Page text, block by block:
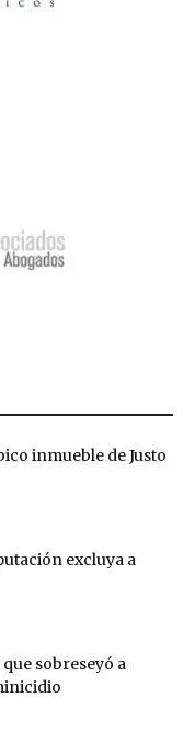
inmueble de Justo
excluya a
sobreseyó a